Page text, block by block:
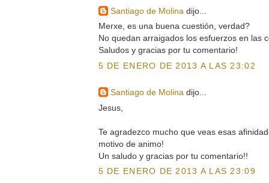
Santiago de Molina dijo...
Merxe, es una buena cuestión, verdad?
No quedan arraigados los esfuerzos en las
Saludos y gracias por tu comentario!
5 DE ENERO DE 2013 A LAS 23:02
Santiago de Molinadijo...
Jesus,
Te agradezco mucho que veas esas
motivo de animo!
Un saludo y gracias por tu comentario!!
5 DE ENERO DE 2013 A LAS 23:09